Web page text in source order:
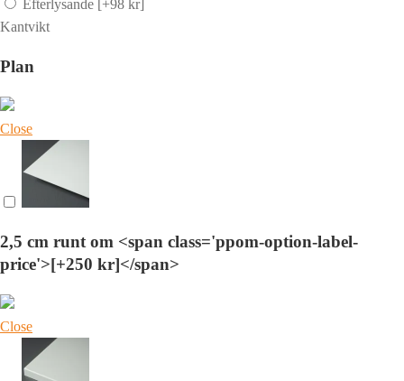
Efterlysande [+98 kr]
Kantvikt
Plan
Close
2,5 cm runt om <span class='ppom-option-label-
price'>[+250 kr]</span>
Close